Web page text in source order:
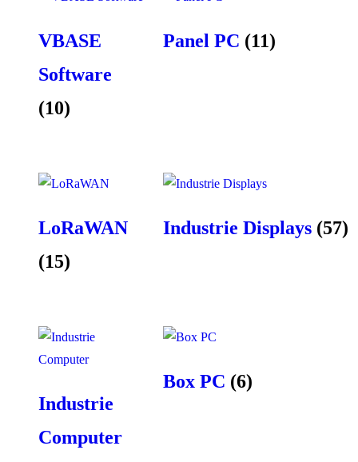
VBASE
Software
(10)
Panel PC (11)
LoRaWAN
(15)
Industrie Displays (57)
Industrie
Computer
Box PC (6)